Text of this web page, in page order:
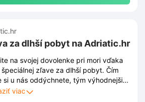
za dlhší pobyt na Adriatic.hr
na svojej dovolenke pri mori vďaka
špeciálnej zľave za dlhší pobyt. Čím
si u nás oddýchnete, tým výhodnejšiu
ubytovanie na Adriatic.hr získate.
viac